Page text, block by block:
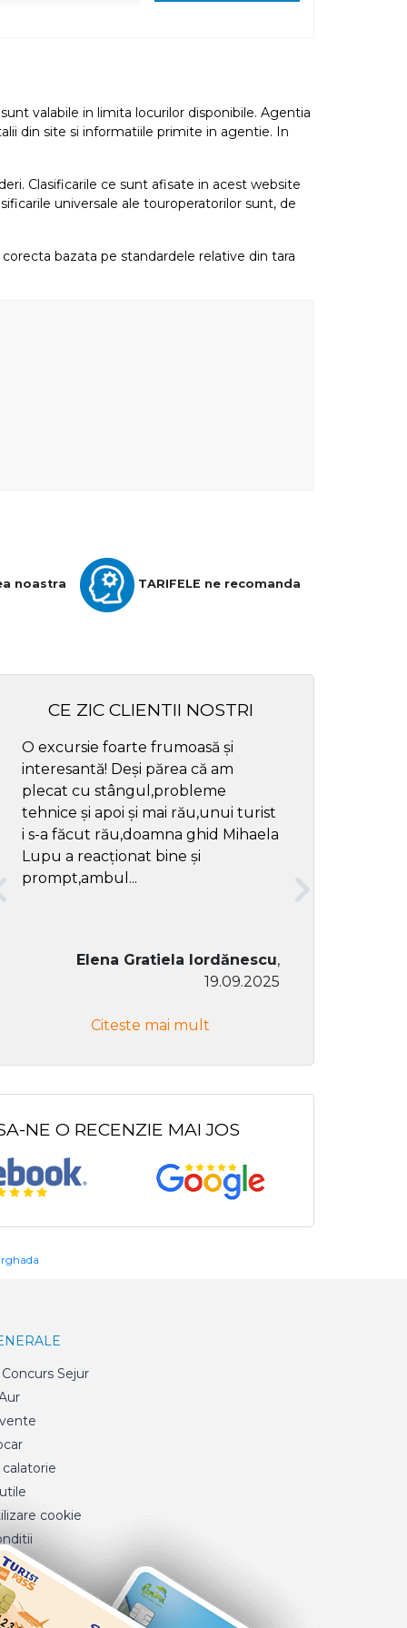
valabile in limita locurilor disponibile. Agentia
din site si informatiile primite in agentie. In
Clasificarile ce sunt afisate in acest website
universale ale touroperatorilor sunt, de
bazata pe standardele relative din tara
noastra TARIFELE ne recomanda
CE ZIC CLIENTII NOSTRI
O excursie foarte frumoasă și
interesantă! Deși părea că am
plecat cu stângul,probleme
tehnice și apoi și mai rău,unui turist
i s-a făcut rău,doamna ghid Mihaela
Lupu a reacționat bine și
prompt,ambul...
Elena Gratiela Iordănescu,
19.09.2025
Citeste mai mult
NE O RECENZIE MAI JOS
Sejur
cookie